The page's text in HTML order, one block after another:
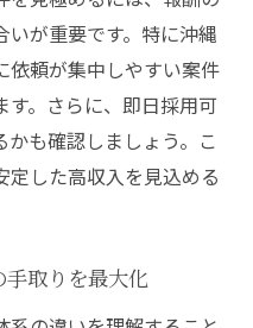
識する配達効率の極
物ドライバーの選択
を実現する方法
両立できる軽貨物の
せた軽貨物ドライバ
が重要です。特に沖縄
依頼が集中しやすい案件
。さらに、即日採用可
も確認しましょう。こ
定した高収入を見込める
取りを最大化